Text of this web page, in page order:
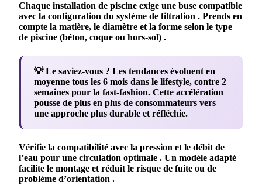
Chaque installation de piscine exige une buse compatible
avec la configuration du système de filtration . Prends en
compte la matière, le diamètre et la forme selon le type
de piscine (béton, coque ou hors-sol) .
💡 Le saviez-vous ? Les tendances évoluent en
moyenne tous les 6 mois dans le lifestyle, contre 2
semaines pour la fast-fashion. Cette accélération
pousse de plus en plus de consommateurs vers
une approche plus durable et réfléchie.
Vérifie la compatibilité avec la pression et le débit de
l’eau pour une circulation optimale . Un modèle adapté
facilite le montage et réduit le risque de fuite ou de
problème d’orientation .